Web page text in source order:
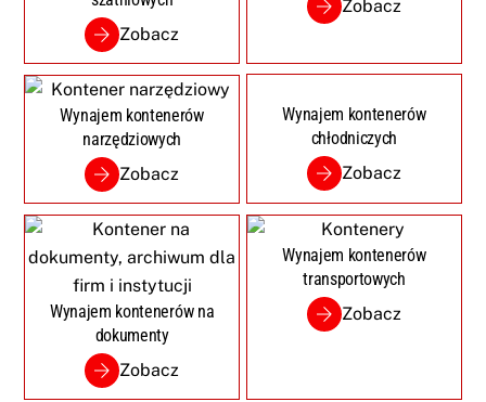
Zobacz
Zobacz
Wynajem kontenerów
narzędziowych
Zobacz
Wynajem kontenerów
chłodniczych
Zobacz
Wynajem kontenerów na
dokumenty
Zobacz
Wynajem kontenerów
transportowych
Zobacz